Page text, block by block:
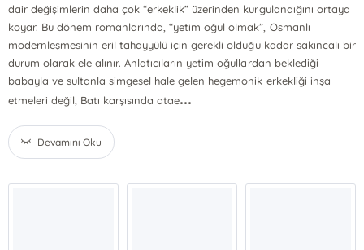
dair değişimlerin daha çok “erkeklik” üzerinden kurgulandığını ortaya
koyar. Bu dönem romanlarında, “yetim oğul olmak”, Osmanlı
modernleşmesinin eril tahayyülü için gerekli olduğu kadar sakıncalı bir
durum olarak ele alınır. Anlatıcıların yetim oğullardan beklediği
babayla ve sultanla simgesel hale gelen hegemonik erkekliği inşa
etmeleri değil, Batı karşısında atae...
Devamını Oku